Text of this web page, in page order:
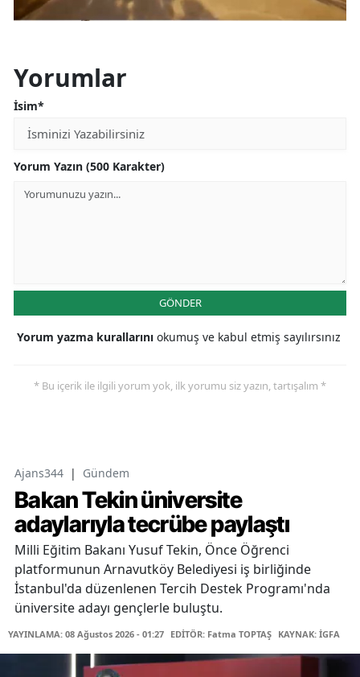
Yorumlar
İsim*
Yorum Yazın (500 Karakter)
GÖNDER
Yorum yazma kurallarını okumuş ve kabul etmiş sayılırsınız
* Bu içerik ile ilgili yorum yok, ilk yorumu siz yazın, tartışalım *
Ajans344 | Gündem
Bakan Tekin üniversite
adaylarıyla tecrübe paylaştı
Milli Eğitim Bakanı Yusuf Tekin, Önce Öğrenci
platformunun Arnavutköy Belediyesi iş birliğinde
İstanbul'da düzenlenen Tercih Destek Programı'nda
üniversite adayı gençlerle buluştu.
YAYINLAMA: 08 Ağustos 2026 - 01:27 EDİTÖR: Fatma TOPTAŞ KAYNAK: İGFA